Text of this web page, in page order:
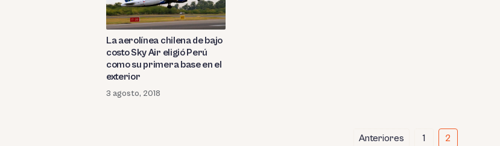
La aerolínea chilena de bajo
costo Sky Air eligió Perú
como su primera base en el
exterior
3 agosto, 2018
Anteriores 1 2